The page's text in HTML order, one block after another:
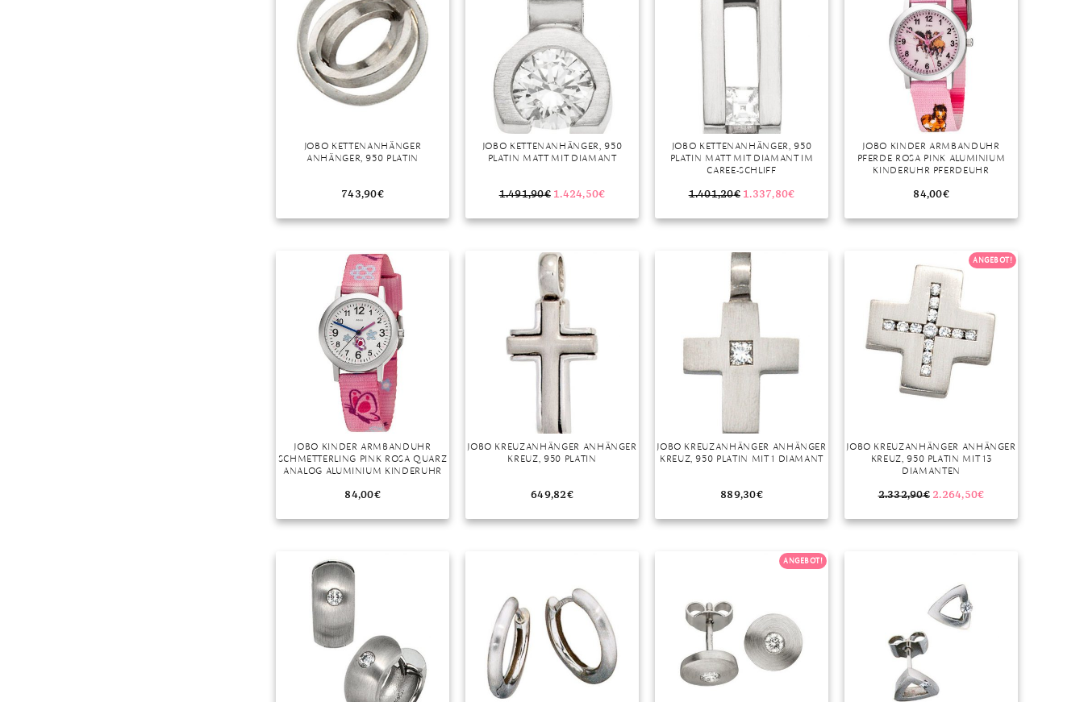
JOBO KETTENANHÄNGER
ANHÄNGER, 950 PLATIN
743,90€
JOBO KETTENANHÄNGER, 950
PLATIN MATT MIT DIAMANT
1.491,90€ 1.424,50€
JOBO KETTENANHÄNGER, 950
PLATIN MATT MIT DIAMANT IM
CAREE-SCHLIFF
1.401,20€ 1.337,80€
JOBO KINDER ARMBANDUHR
PFERDE ROSA PINK ALUMINIUM
KINDERUHR PFERDEUHR
84,00€
JOBO KINDER ARMBANDUHR
SCHMETTERLING PINK ROSA QUARZ
ANALOG ALUMINIUM KINDERUHR
84,00€
JOBO KREUZANHÄNGER ANHÄNGER
KREUZ, 950 PLATIN
649,82€
JOBO KREUZANHÄNGER ANHÄNGER
KREUZ, 950 PLATIN MIT 1 DIAMANT
889,30€
ANGEBOT!
JOBO KREUZANHÄNGER ANHÄNGER
KREUZ, 950 PLATIN MIT 13
DIAMANTEN
2.332,90€ 2.264,50€
ANGEBOT!